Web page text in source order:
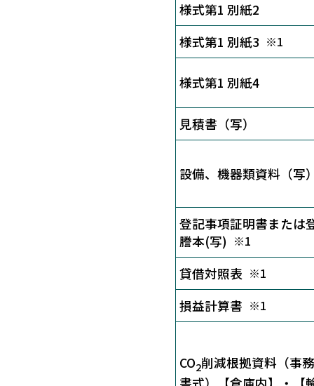
様式第1 別紙2
様式第1 別紙3 ※1
様式第1 別紙4
見積書（写）
設備、機器類資料（写
登記事項証明書または
謄本(写) ※1
貸借対照表 ※1
損益計算書 ※1
CO2削減根拠資料（事